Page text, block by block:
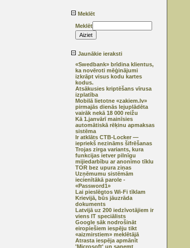
Meklēt
Meklēt
Jaunākie ieraksti
«Swedbank» brīdina klientus,
ka novēroti mēģinājumi
izkrāpt visus kodu kartes
kodus.
Atsākusies kriptēšans vīrusa
izplatība
Mobilā lietotne «zakiem.lv»
pirmajās dienās lejuplādēta
vairāk nekā 18 000 reižu
Kā 1.janvārī mainīsies
automātiskā rēķinu apmaksas
sistēma
Ir atklāts CTB-Locker —
iepriekš nezināms šifrēšanas
Trojas zirga variants, kura
funkcijas ietver pilnīgu
mijiedarbību ar anonīmo tīklu
TOR bez upura ziņas
Uzņēmumu sistēmām
iecienītākā parole -
«Password1»
Lai pieslēgtos Wi-Fi tīklam
Krievijā, būs jāuzrāda
dokuments
Latvijā uz 200 iedzīvotājiem ir
viens IT speciālists
Google sāk nodrošināt
eiropiešiem iespēju tikt
«aizmirstiem» meklētājā
Atrasta iespēja apmānīt
'Microsoft' un saņemt